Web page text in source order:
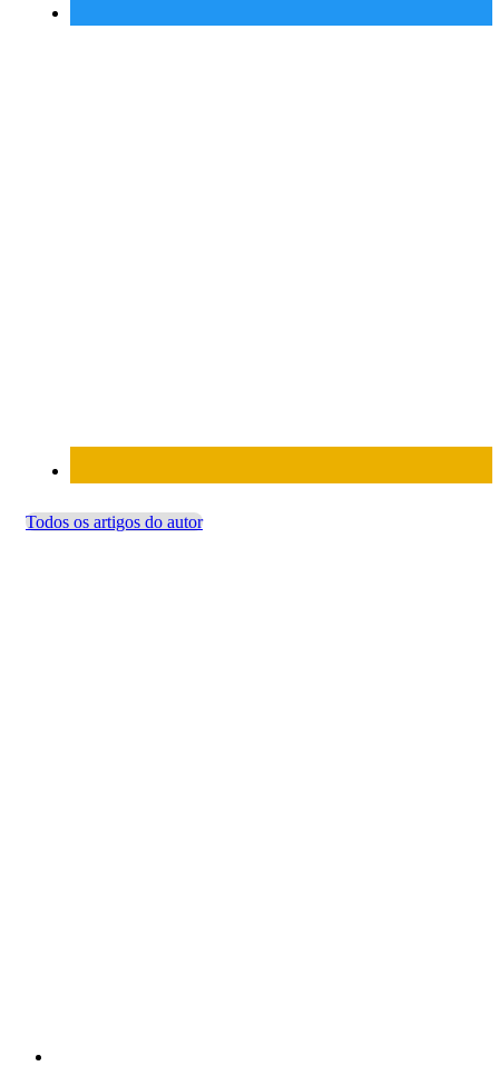
Todos os artigos do autor